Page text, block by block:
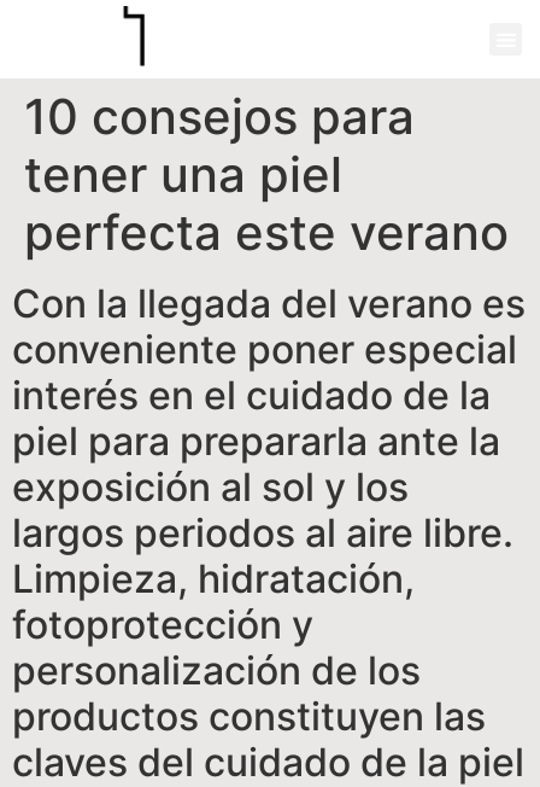
10 consejos para
tener una piel
perfecta este verano
Con la llegada del verano es
conveniente poner especial
interés en el cuidado de la
piel para prepararla ante la
exposición al sol y los
largos periodos al aire libre.
Limpieza, hidratación,
fotoprotección y
personalización de los
productos constituyen las
claves del cuidado de la piel